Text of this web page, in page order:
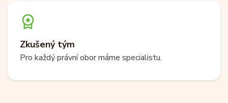
Zkušený tým
Pro každý právní obor máme specialistu.